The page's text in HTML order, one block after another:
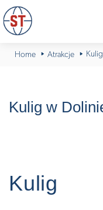
Home Atrakcje
Kulig w
Kulig